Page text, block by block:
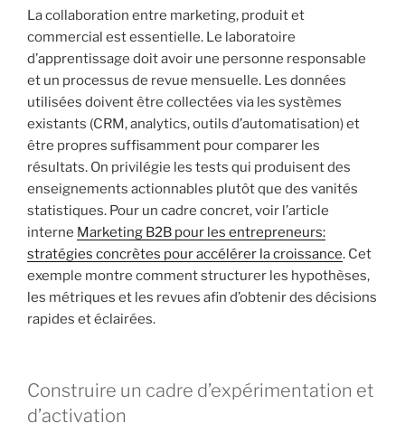
La collaboration entre marketing, produit et
commercial est essentielle. Le laboratoire
d’apprentissage doit avoir une personne responsable
et un processus de revue mensuelle. Les données
utilisées doivent être collectées via les systèmes
existants (CRM, analytics, outils d’automatisation) et
être propres suffisamment pour comparer les
résultats. On privilégie les tests qui produisent des
enseignements actionnables plutôt que des vanités
statistiques. Pour un cadre concret, voir l’article
interne Marketing B2B pour les entrepreneurs:
stratégies concrètes pour accélérer la croissance. Cet
exemple montre comment structurer les hypothèses,
les métriques et les revues afin d’obtenir des décisions
rapides et éclairées.
Construire un cadre d’expérimentation et
d’activation